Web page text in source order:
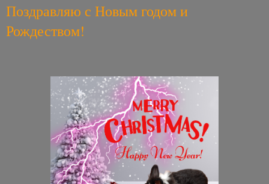
Поздравляю с Новым годом и
Рождеством!